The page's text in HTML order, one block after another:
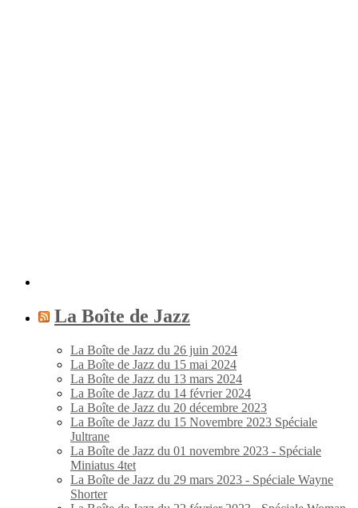
La Boîte de Jazz
La Boîte de Jazz du 26 juin 2024
La Boîte de Jazz du 15 mai 2024
La Boîte de Jazz du 13 mars 2024
La Boîte de Jazz du 14 février 2024
La Boîte de Jazz du 20 décembre 2023
La Boîte de Jazz du 15 Novembre 2023 Spéciale
Jultrane
La Boîte de Jazz du 01 novembre 2023 - Spéciale
Miniatus 4tet
La Boîte de Jazz du 29 mars 2023 - Spéciale Wayne
Shorter